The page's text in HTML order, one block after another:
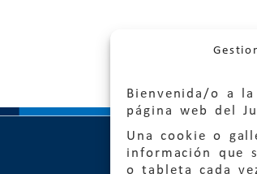
Bienvenida/o a
página web del
Una cookie o
información que
o tableta cada